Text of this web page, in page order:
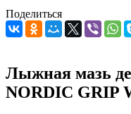
Поделиться
Лыжная мазь
NORDIC GRIP